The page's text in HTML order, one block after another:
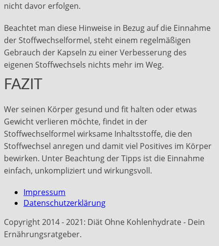
nicht davor erfolgen.
Beachtet man diese Hinweise in Bezug auf die Einnahme
der Stoffwechselformel, steht einem regelmäßigen
Gebrauch der Kapseln zu einer Verbesserung des
eigenen Stoffwechsels nichts mehr im Weg.
FAZIT
Wer seinen Körper gesund und fit halten oder etwas
Gewicht verlieren möchte, findet in der
Stoffwechselformel wirksame Inhaltsstoffe, die den
Stoffwechsel anregen und damit viel Positives im Körper
bewirken. Unter Beachtung der Tipps ist die Einnahme
einfach, unkompliziert und wirkungsvoll.
Impressum
Datenschutzerklärung
Copyright 2014 - 2021: Diät Ohne Kohlenhydrate - Dein
Ernährungsratgeber.